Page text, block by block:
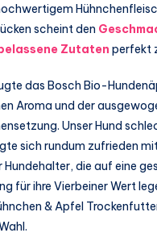
scheint den
Zutaten perfekt
das Bosch Bio-
Aroma und der
Unser Hund
sich rundum zufrieden
Hundehalter, die auf eine
für ihre Vierbeiner Wert
& Apfel